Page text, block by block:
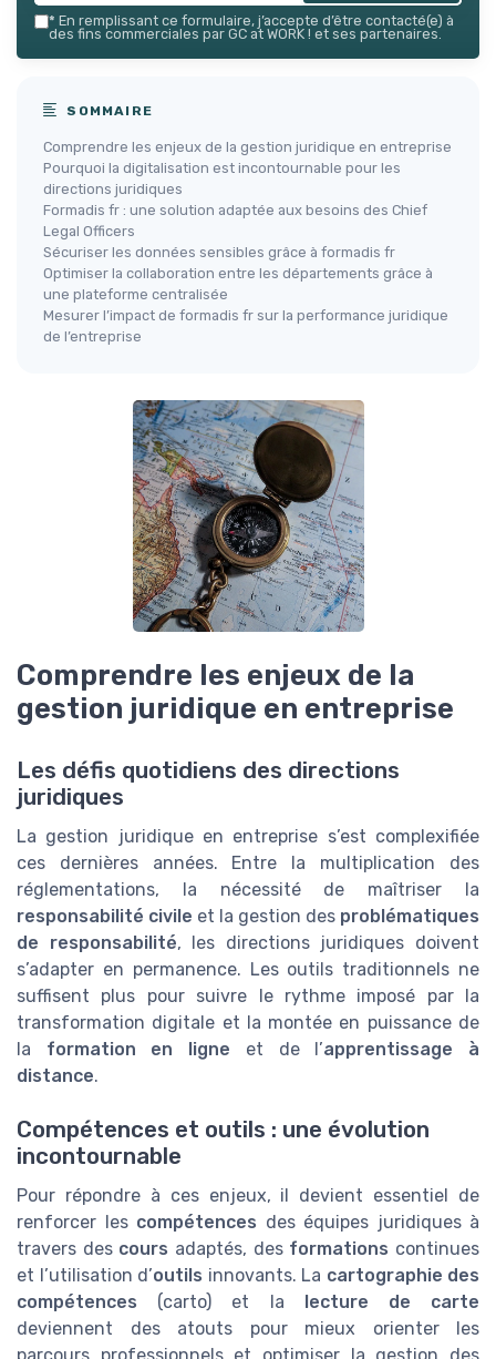
* En remplissant ce formulaire, j’accepte d’être contacté(e) à
des fins commerciales par GC at WORK ! et ses partenaires.
SOMMAIRE
Comprendre les enjeux de la gestion juridique en entreprise
Pourquoi la digitalisation est incontournable pour les
directions juridiques
Formadis fr : une solution adaptée aux besoins des Chief
Legal Officers
Sécuriser les données sensibles grâce à formadis fr
Optimiser la collaboration entre les départements grâce à
une plateforme centralisée
Mesurer l’impact de formadis fr sur la performance juridique
de l’entreprise
Comprendre les enjeux de la
gestion juridique en entreprise
Les défis quotidiens des directions
juridiques
La gestion juridique en entreprise s’est complexifiée
ces dernières années. Entre la multiplication des
réglementations, la nécessité de maîtriser la
responsabilité civile et la gestion des problématiques
de responsabilité, les directions juridiques doivent
s’adapter en permanence. Les outils traditionnels ne
suffisent plus pour suivre le rythme imposé par la
transformation digitale et la montée en puissance de
la formation en ligne et de l’apprentissage à
distance.
Compétences et outils : une évolution
incontournable
Pour répondre à ces enjeux, il devient essentiel de
renforcer les compétences des équipes juridiques à
travers des cours adaptés, des formations continues
et l’utilisation d’outils innovants. La cartographie des
compétences (carto) et la
lecture de carte
deviennent des atouts pour mieux orienter les